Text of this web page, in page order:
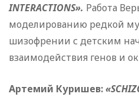
INTERACTIONS». Работа
моделированию редкой
шизофрении с детским
взаимодействия генов и
Артемий Куришев: